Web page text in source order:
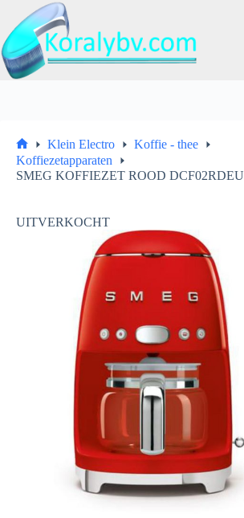
naar
de
inhoud
Home
Klein Electro
Koffie - thee
Koffiezetapparaten
SMEG KOFFIEZET ROOD DCF02RDEU
UITVERKOCHT